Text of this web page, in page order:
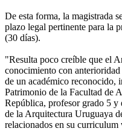
De esta forma, la magistrada
plazo legal pertinente para la
(30 días).
"Resulta poco creíble que el
conocimiento con
de un académico reconocido,
Patrimonio de la Facultad de
República, profesor grado 5 y
de la Arquitectura Uruguaya
relacionados en su curriculum